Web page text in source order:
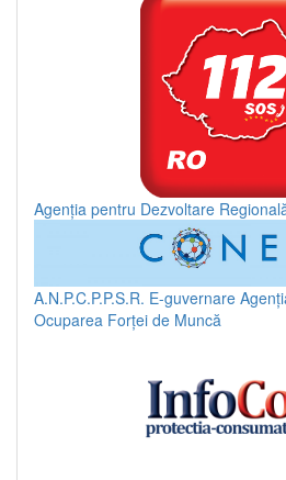
Agenția pentru Dezvoltare
A.N.P.C.P.P.S.R. E-guvernare
Ocuparea Forței de Muncă